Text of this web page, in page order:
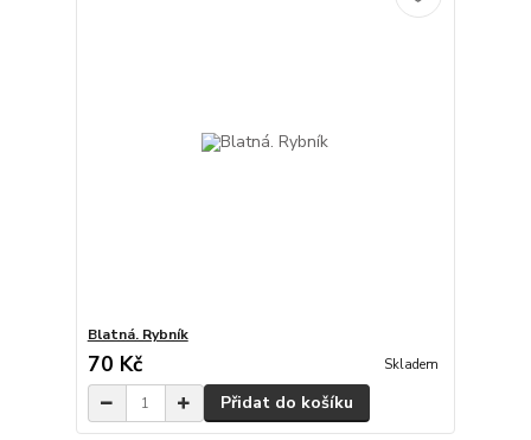
Blatná. Rybník
70 Kč Skladem
Přidat do košíku